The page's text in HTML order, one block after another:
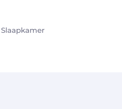
Slaapkamer